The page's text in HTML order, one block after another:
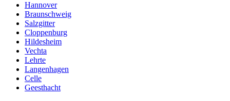
Hannover
Braunschweig
Salzgitter
Cloppenburg
Hildesheim
Vechta
Lehrte
Langenhagen
Celle
Geesthacht